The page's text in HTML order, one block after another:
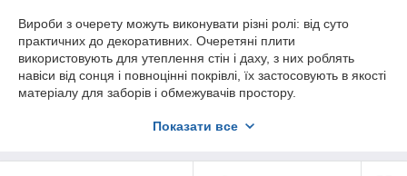
Вироби з очерету можуть виконувати різні ролі: від суто
практичних до декоративних. Очеретяні плити
використовують для утеплення стін і даху, з них роблять
навіси від сонця і повноцінні покрівлі, їх застосовують в якості
матеріалу для заборів і обмежувачів простору.
розмірів і щільності. Екологічно чиста сировина додасть
Показати все